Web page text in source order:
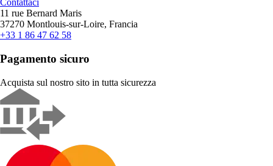
Contattaci
11 rue Bernard Maris
37270 Montlouis-sur-Loire, Francia
+33 1 86 47 62 58
Pagamento sicuro
Acquista sul nostro sito in tutta sicurezza